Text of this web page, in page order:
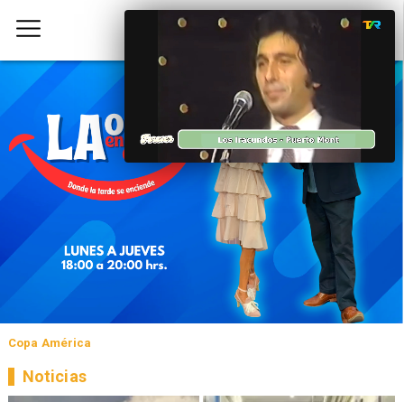
Copa América
Noticias